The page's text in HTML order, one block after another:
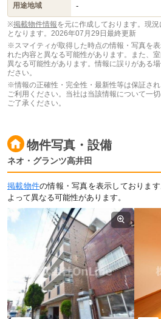
用途地域 -
※掲載物件情報を元に作成しております。現
となります。 2026年07月29日最終更新
※スマイティが取得した時点の情報・写真を
れた内容と異なる可能性があります。また、
異なる可能性があります。情報に誤りがある
ださい。
※情報の正確性・完全性・最新性等は保証さ
ご利用ください。当社は当該情報について一
ご了承ください。
物件写真・設備
ネオ・グランツ高井田
掲載物件の情報・写真を表示しておりま
よって異なる可能性があります。